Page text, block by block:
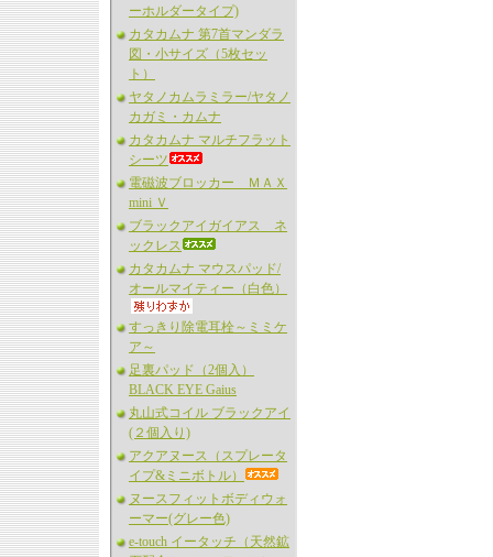
ーホルダータイプ)
カタカムナ 第7首マンダラ
図・小サイズ（5枚セッ
ト）
ヤタノカムラミラー/ヤタノ
カガミ・カムナ
カタカムナ マルチフラット
シーツ
電磁波ブロッカー ＭＡＸ
mini Ｖ
ブラックアイガイアス ネ
ックレス
カタカムナ マウスパッド/
オールマイティー（白色）
すっきり除電耳栓～ミミケ
ア～
足裏パッド（2個入）
BLACK EYE Gaius
丸山式コイル ブラックアイ
(２個入り)
アクアヌース（スプレータ
イプ&ミニボトル）
ヌースフィットボディウォ
ーマー(グレー色)
e-touch イータッチ（天然鉱